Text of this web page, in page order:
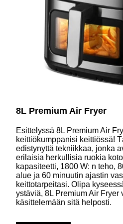
8L Premium Air Fryer
Esittelyssä 8L Premium Air
keittiökumppanisi keittiössä!
edistynyttä tekniikkaa, jonka
erilaisia herkullisia ruokia
kapasiteetti, 1800 W: n teho,
alue ja 60 minuutin ajastin
keittotarpeitasi. Olipa
ystäviä, 8L Premium Air Fryer
käsittelemään sitä helposti.